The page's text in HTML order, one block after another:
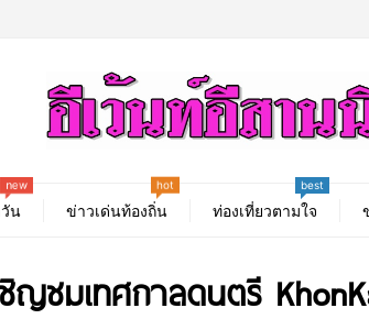
น
new
ข่าวเด่นท้องถิ่น
hot
ท่องเที่ยวตามใจ
best
ชมเทศกาลดนตรี